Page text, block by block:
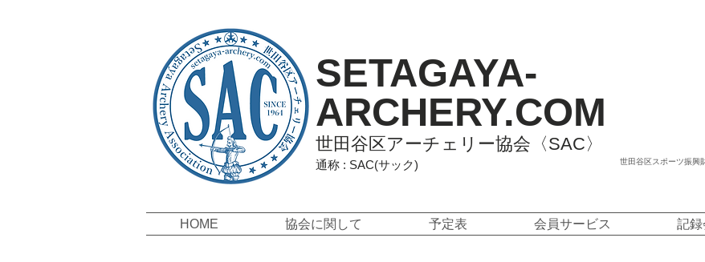
SETAGAYA-
ARCHERY.COM
世田谷区アーチェリー協会〈SAC〉
世田谷区スポーツ振興
通称 : SAC(サック)
HOME 協会に関して 予定表 会員サービス 記録